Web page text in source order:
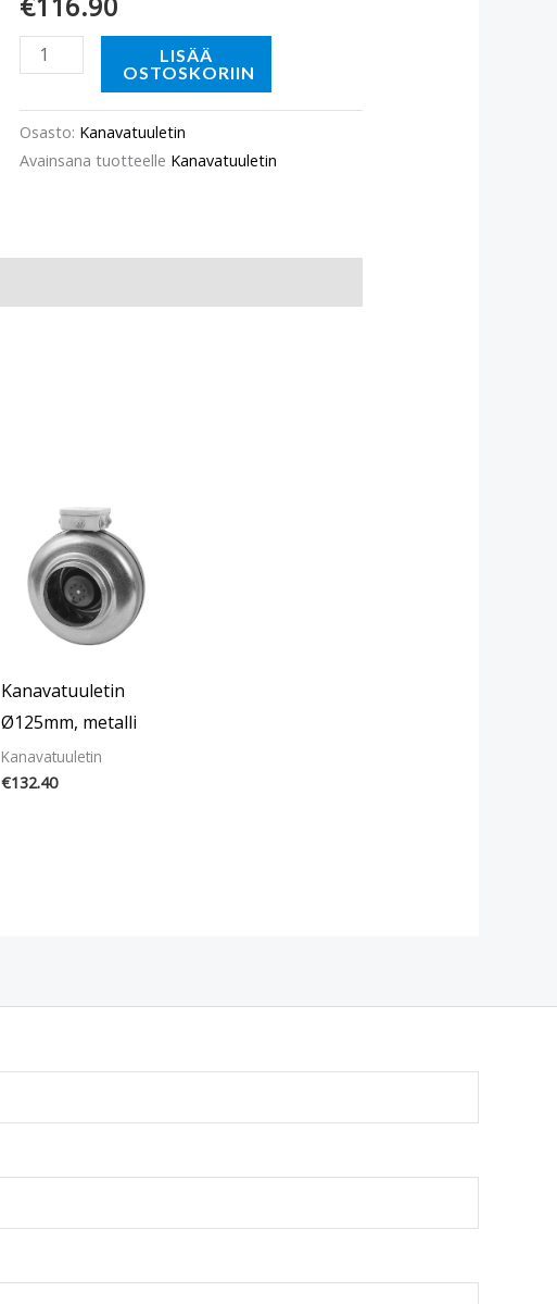
LISÄÄ
OSTOSKORIIN
Osasto: Kanavatuuletin
Avainsana tuotteelle Kanavatuuletin
Kanavatuuletin
Ø125mm, metalli
Kanavatuuletin
€132.40